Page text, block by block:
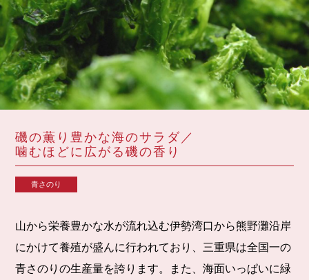
磯の薫り豊かな海のサラダ／
噛むほどに広がる磯の香り
青さのり
山から栄養豊かな水が流れ込む伊勢湾口から熊野灘沿岸
にかけて養殖が盛んに行われており、三重県は全国一の
青さのりの生産量を誇ります。また、海面いっぱいに緑